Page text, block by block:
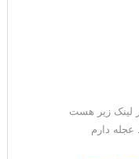
لینک زیر هست
دارم